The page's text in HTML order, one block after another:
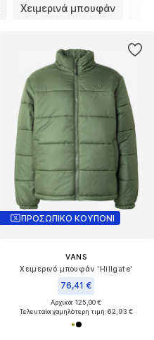
Χειμερινά μπουφάν
ΠΡΟΣΩΠΙΚΟ ΚΟΥΠΟΝΙ
VANS
Χειμερινό μπουφάν 'Hillgate'
76,41 €
Αρχικά: 125,00 €
Τελευταία χαμηλότερη τιμή:62,93 €